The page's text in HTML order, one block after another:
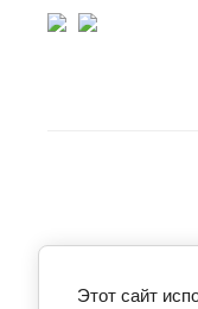
Этот сайт